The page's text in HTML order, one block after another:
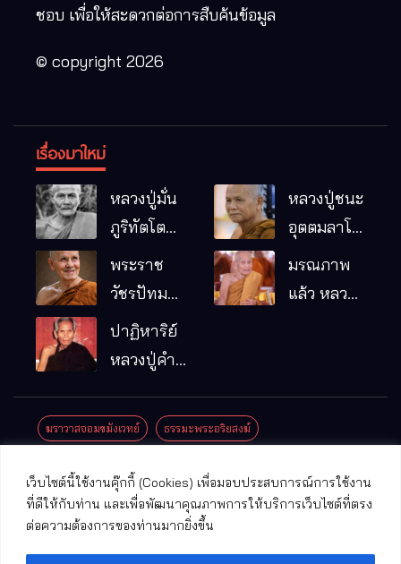
เว็บไซต์นี้ใช้งานคุ๊กกี้ (Cookies) เพื่อมอบประสบการณ์การใช้งาน
ที่ดีให้กับท่าน และเพื่อพัฒนาคุณภาพการให้บริการเว็บไซต์ที่ตรง
ต่อความต้องการของท่านมากยิ่งขึ้น
ชอบ เพื่อให้สะดวกต่อการสืบค้นข้อมูล
© copyright 2026
เรื่องมาใหม่
หลวงปู่มั่น
ภูริทัตโต
พระอริยเจ้า
ผู้เป็นบิดา
รมฐาน
หลวงปู่ชนะ
อุตตมลาโภ
หมากอื๋อ
พระราช
วัชรปัทม
คุณ (หลวง
ปู่บัวเกตุ
แล้ว วัดป่า
อ.แม่ริม
จ.เชียงใหม่
มรณภาพ
แล้ว หลวง
ปาฏิหาริย์
หลวงปู่คำ
มณี
ฆราวาสจอมขมังเวทย์ ธรรมะพระอริยสงฆ์
ปาฏิหาริย์พระเครื่อง
พระพุทธรูปศักดิ์สิทธิ์ วัดที่สําคัญ